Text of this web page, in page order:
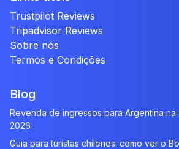
Trustpilot Reviews
Tripadvisor Reviews
Sobre nós
Termos e Condições
Blog
Revenda de ingressos para Argentina
2026
Guia para turistas chilenos: como ver o